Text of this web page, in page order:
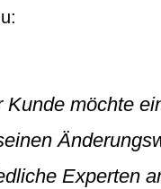
Kunde möchte
Experten